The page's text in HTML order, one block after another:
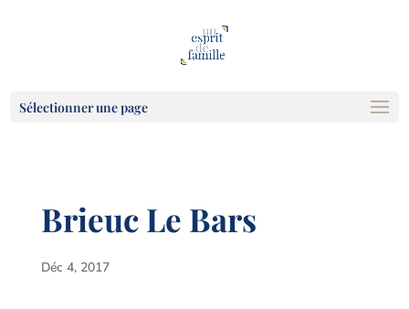
Sélectionner une page
Brieuc Le Bars
Déc 4, 2017